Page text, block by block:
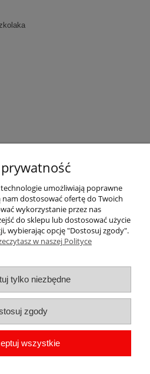
(0)
Pomoc
i dostawa
O nas
umożliwiają poprawne
nam dostosować ofertę do Twoich
wykorzystanie przez nas
do sklepu lub dostosować użycie
wybierając opcję "Dostosuj zgody".
w naszej Polityce
tylko niezbędne
zgody
wszystkie